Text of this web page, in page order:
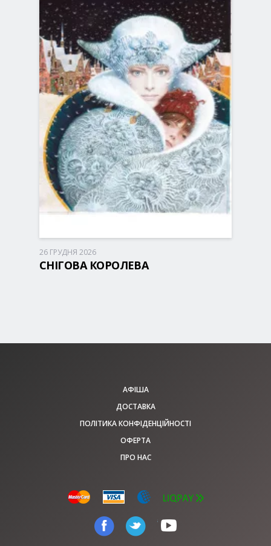
Палац Спорту
26 ГРУДНЯ 2026
СНІГОВА КОРОЛЕВА
АФІША
ДОСТАВКА
ПОЛІТИКА КОНФІДЕНЦІЙНОСТІ
ОФЕРТА
ПРО НАС